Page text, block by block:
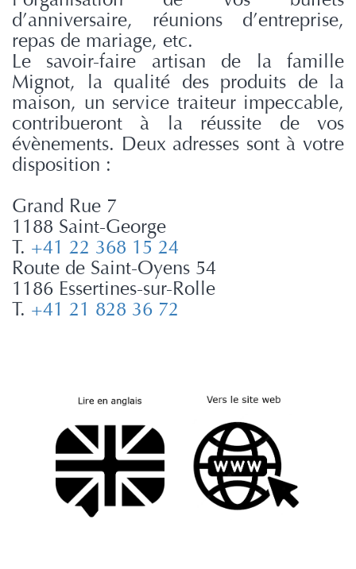
d’anniversaire, réunions d’entreprise,
repas de mariage, etc.
Le savoir-faire artisan de la famille
Mignot, la qualité des produits de la
maison, un service traiteur impeccable,
contribueront à la réussite de vos
évènements. Deux adresses sont à votre
disposition :
Grand Rue 7
1188 Saint-George
T. +41 22 368 15 24
Route de Saint-Oyens 54
1186 Essertines-sur-Rolle
T. +41 21 828 36 72